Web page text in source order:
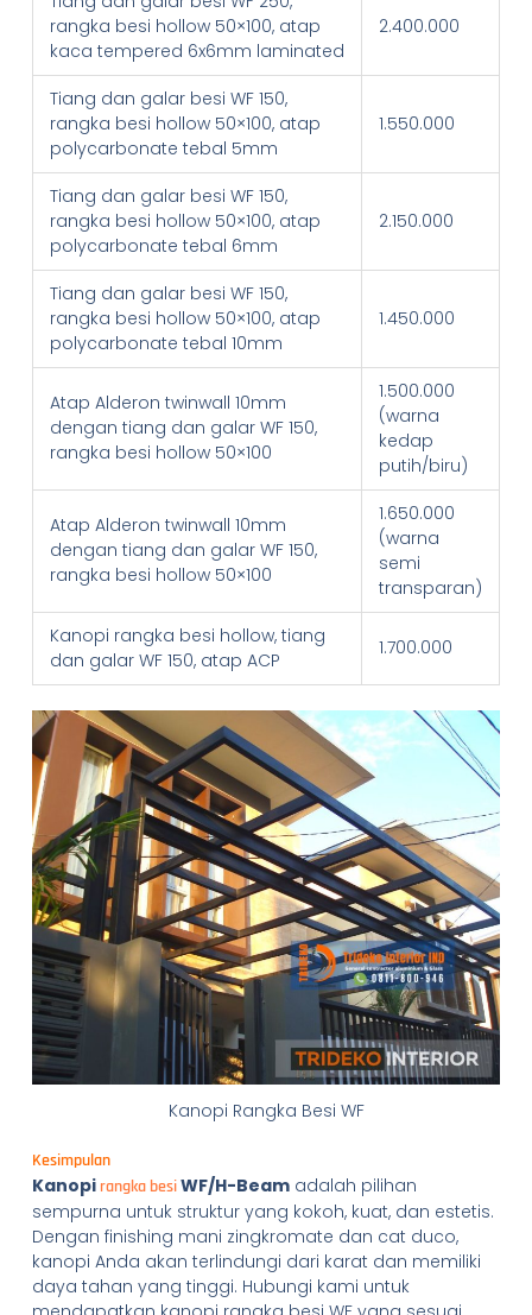
rangka besi hollow 50×100, atap
kaca tempered 6x6mm laminated
2.400.000
Tiang dan galar besi WF 150,
rangka besi hollow 50×100, atap
polycarbonate tebal 5mm
1.550.000
Tiang dan galar besi WF 150,
rangka besi hollow 50×100, atap
polycarbonate tebal 6mm
2.150.000
Tiang dan galar besi WF 150,
rangka besi hollow 50×100, atap
polycarbonate tebal 10mm
1.450.000
Atap Alderon twinwall 10mm
dengan tiang dan galar WF 150,
rangka besi hollow 50×100
1.500.000
(warna
kedap
putih/biru)
Atap Alderon twinwall 10mm
dengan tiang dan galar WF 150,
rangka besi hollow 50×100
1.650.000
(warna
semi
transparan)
Kanopi rangka besi hollow, tiang
dan galar WF 150, atap ACP
1.700.000
Kanopi Rangka Besi WF
Kesimpulan
Kanopirangka besiWF/H-Beamadalah pilihan
sempurna untuk struktur yang kokoh, kuat, dan estetis.
Dengan finishing mani zingkromate dan cat duco,
kanopi Anda akan terlindungi dari karat dan memiliki
daya tahan yang tinggi. Hubungi kami untuk